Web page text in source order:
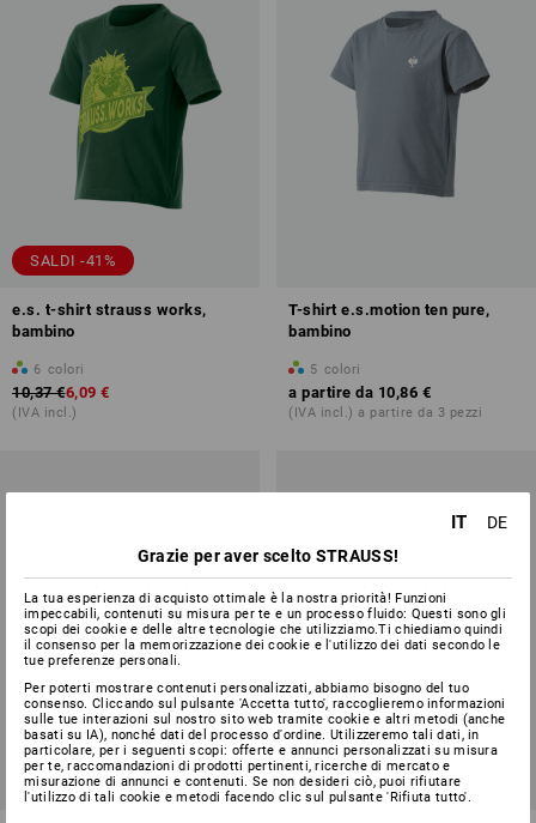
SALDI -41%
e.s. t-shirt strauss works,
bambino
6 colori
10,37 €6,09 €
(IVA incl.)
T-shirt e.s.motion ten pure,
bambino
5 colori
a partire da 10,86 €
(IVA incl.) a partire da 3 pezzi
IT
DE
Grazie per aver scelto STRAUSS!
La tua esperienza di acquisto ottimale è la nostra priorità! Funzioni
impeccabili, contenuti su misura per te e un processo fluido: Questi sono gli
scopi dei cookie e delle altre tecnologie che utilizziamo.Ti chiediamo quindi
il consenso per la memorizzazione dei cookie e l'utilizzo dei dati secondo le
tue preferenze personali.
Per poterti mostrare contenuti personalizzati, abbiamo bisogno del tuo
consenso. Cliccando sul pulsante 'Accetta tutto', raccoglieremo informazioni
sulle tue interazioni sul nostro sito web tramite cookie e altri metodi (anche
basati su IA), nonché dati del processo d'ordine. Utilizzeremo tali dati, in
particolare, per i seguenti scopi: offerte e annunci personalizzati su misura
per te, raccomandazioni di prodotti pertinenti, ricerche di mercato e
misurazione di annunci e contenuti. Se non desideri ciò, puoi rifiutare
l'utilizzo di tali cookie e metodi facendo clic sul pulsante 'Rifiuta tutto'.